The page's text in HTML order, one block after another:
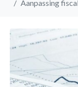
Aanpassing